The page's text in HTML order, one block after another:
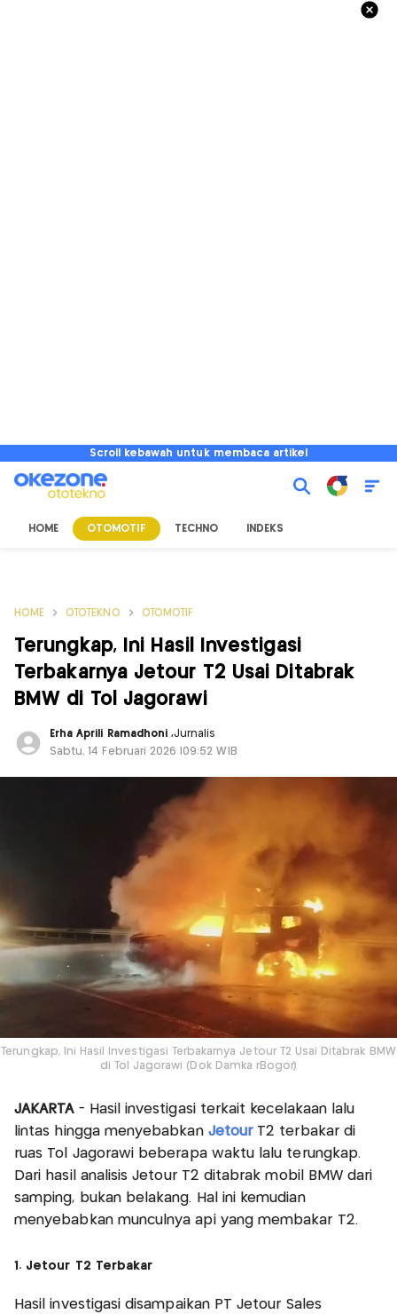
Scroll kebawah untuk membaca artikel
HOME OTOMOTIF TECHNO INDEKS
HOME OTOTEKNO OTOMOTIF
Terungkap, Ini Hasil Investigasi
Terbakarnya Jetour T2 Usai Ditabrak
BMW di Tol Jagorawi
Erha Aprili Ramadhoni,Jurnalis
Sabtu, 14 Februari 2026 |09:52 WIB
Terungkap, Ini Hasil Investigasi Terbakarnya Jetour T2 Usai Ditabrak BMW
di Tol Jagorawi (Dok Damka rBogor)
JAKARTA- Hasil investigasi terkait kecelakaan lalu
lintas hingga menyebabkan Jetour T2 terbakar di
ruas Tol Jagorawi beberapa waktu lalu terungkap.
Dari hasil analisis Jetour T2 ditabrak mobil BMW dari
samping, bukan belakang. Hal ini kemudian
menyebabkan munculnya api yang membakar T2.
1. Jetour T2 Terbakar
Hasil investigasi disampaikan PT Jetour Sales